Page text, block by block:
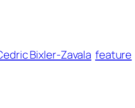
Bixler-Zavala feature